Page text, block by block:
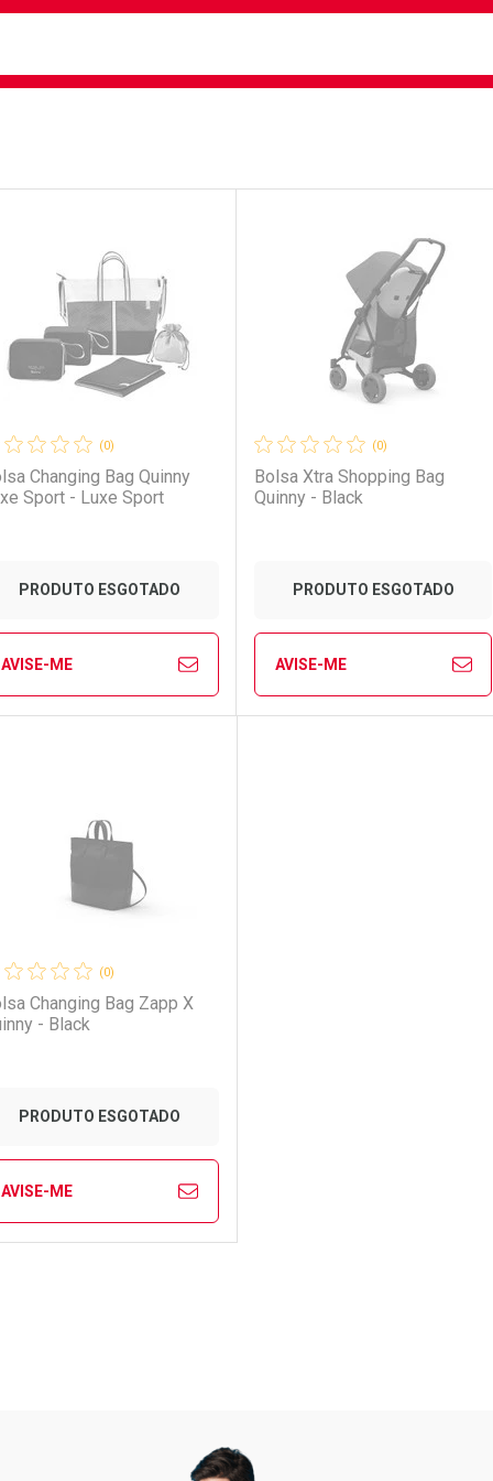
(0)
Changing Bag Quinny
Sport - Luxe Sport
PRODUTO ESGOTADO
AVISE-ME
Ver Desconto Convênio
(0)
Bolsa Xtra Shopping Bag
Quinny - Black
PRODUTO ESGOTADO
AVISE-ME
(0)
Changing Bag Zapp X
- Black
PRODUTO ESGOTADO
AVISE-ME